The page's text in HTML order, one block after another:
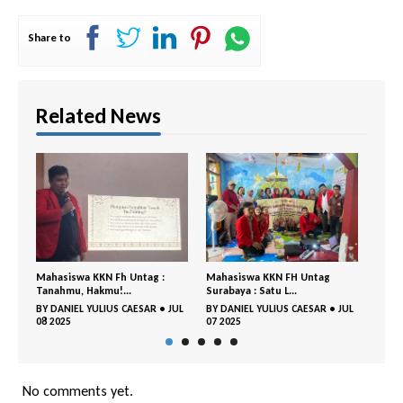
Share to
Related News
•JUL
Mahasiswa KKN FH Untag
Surabaya : Satu L...
BYDANIEL YULIUS CAESAR •JUL
Mahasiswa KKN FH Untag
Surabaya Beri Edu...
BYDANIEL YULIUS CAESAR
No comments yet.